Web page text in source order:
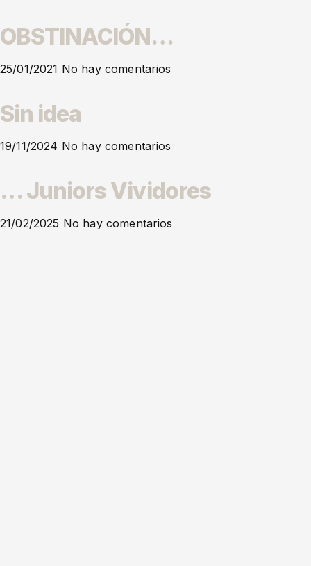
OBSTINACIÓN…
25/01/2021 No hay comentarios
Sin idea
19/11/2024 No hay comentarios
… Juniors Vividores
21/02/2025 No hay comentarios